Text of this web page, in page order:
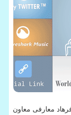
معارفی معاون